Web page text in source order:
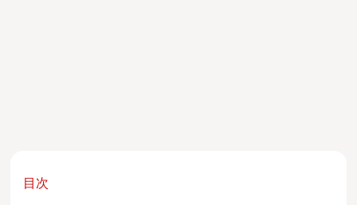
目次